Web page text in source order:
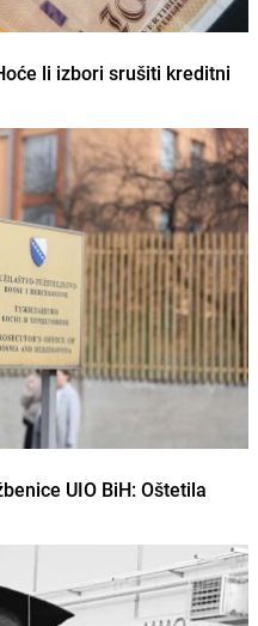
li izbori srušiti kreditni
UIO BiH: Oštetila